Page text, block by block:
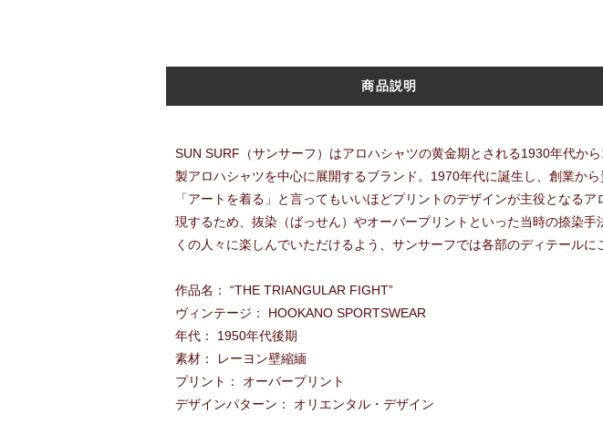
商品説明
SUN SURF（サンサーフ）はアロハシャツの黄金期とされる1930年代か
製アロハシャツを中心に展開するブランド。1970年代に誕生し、創業か
「アートを着る」と言ってもいいほどプリントのデザインが主役となる
現するため、抜染（ばっせん）やオーバープリントといった当時の捺染
くの人々に楽しんでいただけるよう、サンサーフでは各部のディテールに
作品名： “THE TRIANGULAR FIGHT”
ヴィンテージ： HOOKANO SPORTSWEAR
年代： 1950年代後期
素材： レーヨン壁縮緬
プリント： オーバープリント
デザインパターン： オリエンタル・デザイン